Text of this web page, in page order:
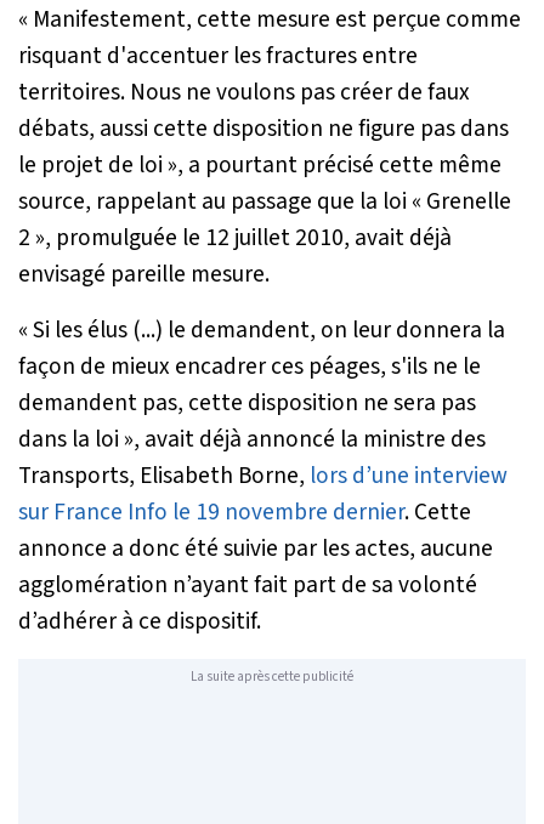
« Manifestement, cette mesure est perçue comme
risquant d'accentuer les fractures entre
territoires. Nous ne voulons pas créer de faux
débats, aussi cette disposition ne figure pas dans
le projet de loi », a pourtant précisé cette même
source, rappelant au passage que la loi « Grenelle
2 », promulguée le 12 juillet 2010, avait déjà
envisagé pareille mesure.
«Si les élus (...) le demandent, on leur donnera la
façon de mieux encadrer ces péages, s'ils ne le
demandent pas, cette disposition ne sera pas
dans la loi », avait déjà annoncé la ministre des
Transports, Elisabeth Borne, lors d’une interview
sur France Info le 19 novembre dernier. Cette
annonce a donc été suivie par les actes, aucune
agglomération n’ayant fait part de sa volonté
d’adhérer à ce dispositif.
La suite après cette publicité